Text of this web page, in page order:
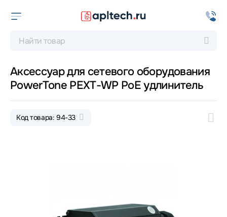
Аксессуар для сетевого оборудования
PowerTone PEXT-WP PoE удлинитель
Код товара: 94-33